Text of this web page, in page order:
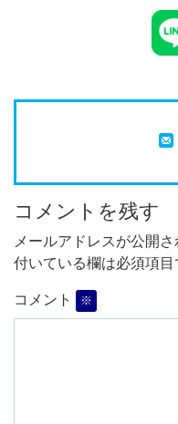
コメントを残す
メールアドレスが公開
付いている欄は必須項目
コメント ※